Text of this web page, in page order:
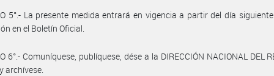
5°.- La presente medida entrará en vigencia a partir del día
en el Boletín Oficial.
6°.- Comuníquese, publíquese, dése a la DIRECCIÓN NACIONAL DEL
archívese.